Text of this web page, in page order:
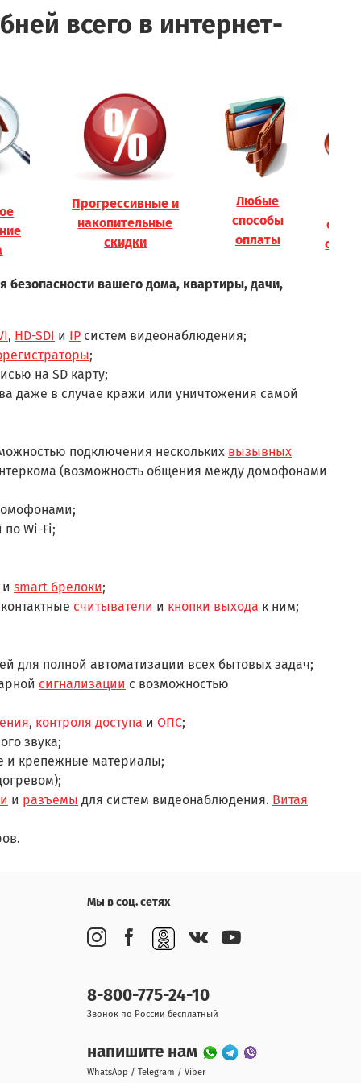
всего в интернет-
Прогрессивные и
накопительные
скидки
Любые
способы
оплаты
от
безопасности вашего дома, квартиры, дачи,
, HD-SDI и IPсистем видеонаблюдения;
;
на SD карту;
даже в случае кражи или уничтожения самой
подключения нескольких вызывных
(возможность общения между домофонами
Wi-Fi;
и smart брелоки;
считыватели и кнопки выхода к ним;
для полной автоматизации всех бытовых задач;
сигнализации с возможностью
, контроля доступа и ОПС;
звука;
и крепежные материалы;
и разъемы для систем видеонаблюдения. Витая
Мы в соц. сетях
8-800-775-24-10
Звонок по России бесплатный
напишите нам
WhatsApp / Telegram / Viber